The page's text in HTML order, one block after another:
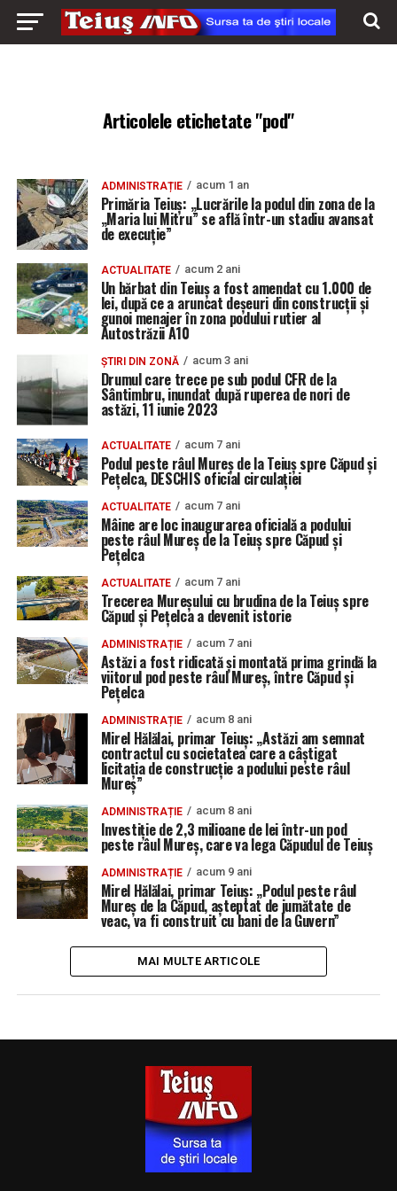
Articolele etichetate "pod"
ADMINISTRAȚIE acum 1 an
Primăria Teiuș: „Lucrările la podul din zona de la
„Maria lui Mitru” se află într-un stadiu avansat
de execuție”
ACTUALITATE acum 2 ani
Un bărbat din Teiuș a fost amendat cu 1.000 de
lei, după ce a aruncat deșeuri din construcții și
gunoi menajer în zona podului rutier al
Autostrăzii A10
ȘTIRI DIN ZONĂ acum 3 ani
Drumul care trece pe sub podul CFR de la
Sântimbru, inundat după ruperea de nori de
astăzi, 11 iunie 2023
ACTUALITATE acum 7 ani
Podul peste râul Mureș de la Teiuș spre Căpud și
Pețelca, DESCHIS oficial circulației
ACTUALITATE acum 7 ani
Mâine are loc inaugurarea oficială a podului
peste râul Mureș de la Teiuș spre Căpud și
Pețelca
ACTUALITATE acum 7 ani
Trecerea Mureșului cu brudina de la Teiuș spre
Căpud și Pețelca a devenit istorie
ADMINISTRAȚIE acum 7 ani
Astăzi a fost ridicată și montată prima grindă la
viitorul pod peste râul Mureș, între Căpud și
Pețelca
ADMINISTRAȚIE acum 8 ani
Mirel Hălălai, primar Teiuș: „Astăzi am semnat
contractul cu societatea care a câștigat
licitația de construcție a podului peste râul
Mureș”
ADMINISTRAȚIE acum 8 ani
Investiție de 2,3 milioane de lei într-un pod
peste râul Mureș, care va lega Căpudul de Teiuș
ADMINISTRAȚIE acum 9 ani
Mirel Hălălai, primar Teiuș: „Podul peste râul
Mureș de la Căpud, așteptat de jumătate de
veac, va fi construit cu bani de la Guvern”
MAI MULTE ARTICOLE